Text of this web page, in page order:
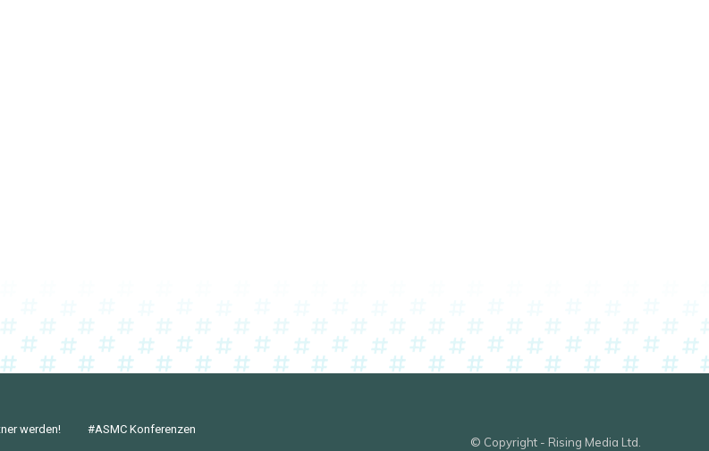
werden! #ASMC Konferenzen
© Copyright - Rising Media Ltd.